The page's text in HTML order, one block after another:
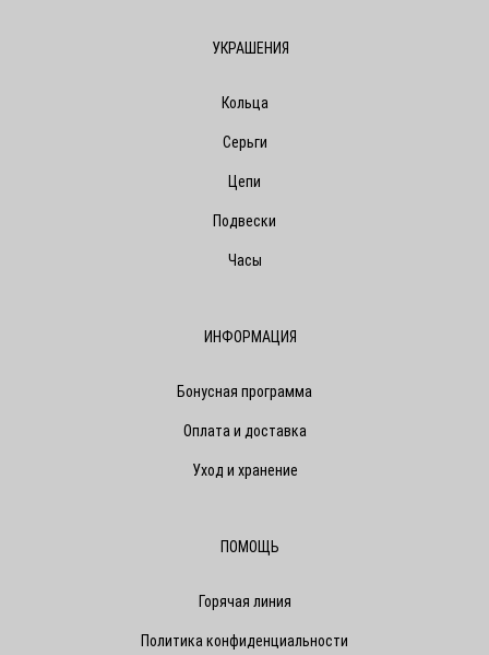
УКРАШЕНИЯ
Кольца
Серьги
Цепи
Подвески
Часы
ИНФОРМАЦИЯ
Бонусная программа
Оплата и доставка
Уход и хранение
ПОМОЩЬ
Горячая линия
Политика конфиденциальности